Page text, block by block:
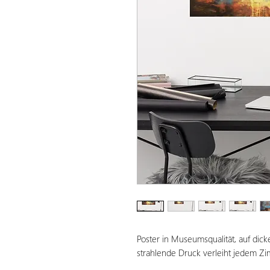
Poster in Museumsqualität, auf
strahlende Druck verleiht jedem